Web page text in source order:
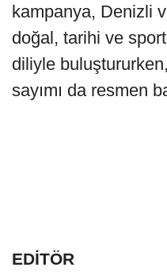
kampanya, Denizli
doğal, tarihi ve
diliyle
sayımı da resmen
EDİTÖR